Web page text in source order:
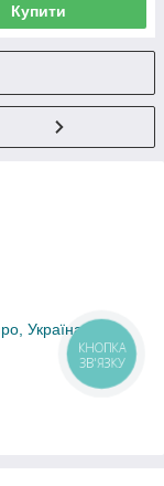
Купити
Україна
КНОПКА
ЗВ'ЯЗКУ